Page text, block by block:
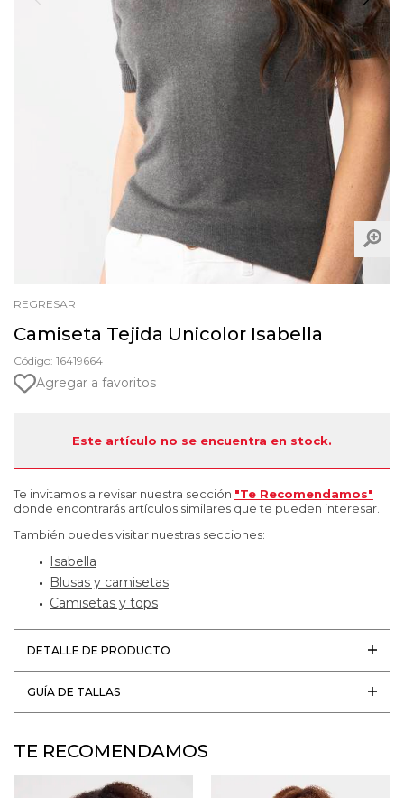
REGRESAR
Camiseta Tejida Unicolor Isabella
Código: 16419664
Agregar a favoritos
Este artículo no se encuentra en stock.
Te invitamos a revisar nuestra sección "Te Recomendamos"
donde encontrarás artículos similares que te pueden interesar.
También puedes visitar nuestras secciones:
Isabella
Blusas y camisetas
Camisetas y tops
DETALLE DE PRODUCTO
GUÍA DE TALLAS
TE RECOMENDAMOS